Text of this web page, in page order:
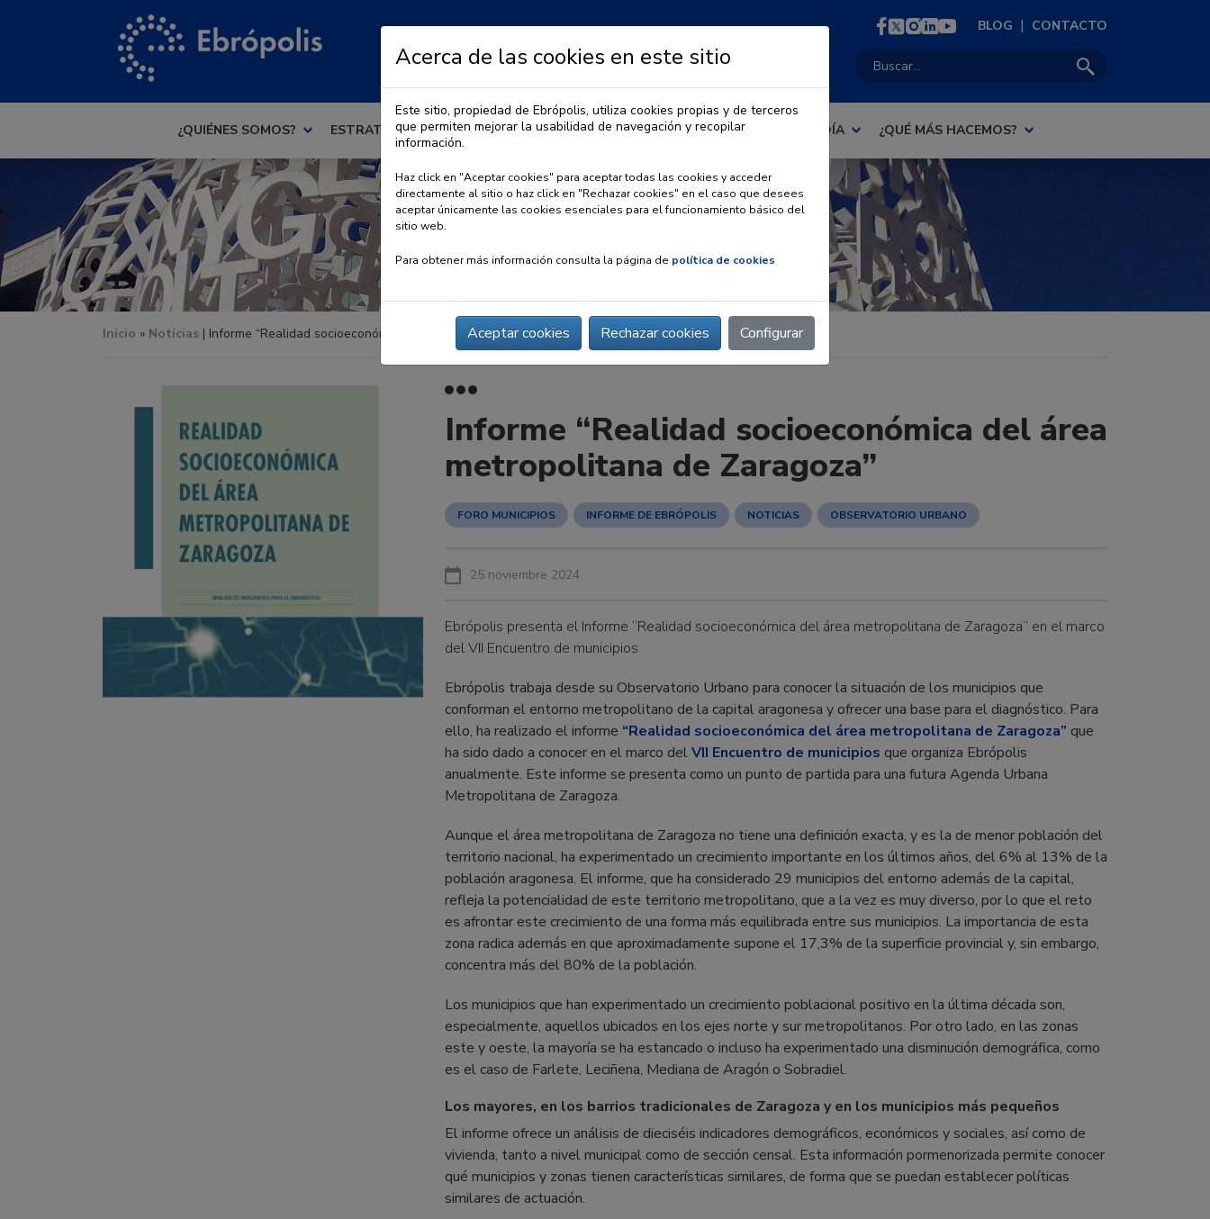
BLOG | CONTACTO
¿QUIÉNES SOMOS? ESTRATEGIA OBSERVATORIO URBANO PREMIO EBRÓPOLIS AL DÍA ¿QUÉ MÁS HACEMOS?
Inicio » Noticias | Informe “Realidad socioeconómica del área metropolitana de Zaragoza”
Informe “Realidad socioeconómica del área
metropolitana de Zaragoza”
FORO MUNICIPIOS INFORME DE EBRÓPOLIS NOTICIAS OBSERVATORIO URBANO
25 noviembre 2024
Ebrópolis presenta el Informe “Realidad socioeconómica del área metropolitana de Zaragoza” en el marco
del VII Encuentro de municipios
Ebrópolis trabaja desde su Observatorio Urbano para conocer la situación de los municipios que
conforman el entorno metropolitano de la capital aragonesa y ofrecer una base para el diagnóstico. Para
ello, ha realizado el informe “Realidad socioeconómica del área metropolitana de Zaragoza” que
ha sido dado a conocer en el marco del VII Encuentro de municipios que organiza Ebrópolis
anualmente. Este informe se presenta como un punto de partida para una futura Agenda Urbana
Metropolitana de Zaragoza.
Aunque el área metropolitana de Zaragoza no tiene una definición exacta, y es la de menor población del
territorio nacional, ha experimentado un crecimiento importante en los últimos años, del 6% al 13% de la
población aragonesa. El informe, que ha considerado 29 municipios del entorno además de la capital,
refleja la potencialidad de este territorio metropolitano, que a la vez es muy diverso, por lo que el reto
es afrontar este crecimiento de una forma más equilibrada entre sus municipios. La importancia de esta
zona radica además en que aproximadamente supone el 17,3% de la superficie provincial y, sin embargo,
concentra más del 80% de la población.
Los municipios que han experimentado un crecimiento poblacional positivo en la última década son,
especialmente, aquellos ubicados en los ejes norte y sur metropolitanos. Por otro lado, en las zonas
este y oeste, la mayoría se ha estancado o incluso ha experimentado una disminución demográfica, como
es el caso de Farlete, Leciñena, Mediana de Aragón o Sobradiel.
Los mayores, en los barrios tradicionales de Zaragoza y en los municipios más pequeños
El informe ofrece un análisis de dieciséis indicadores demográficos, económicos y sociales, así como de
vivienda, tanto a nivel municipal como de sección censal. Esta información pormenorizada permite conocer
qué municipios y zonas tienen características similares, de forma que se puedan establecer políticas
similares de actuación.
Acerca de las cookies en este sitio
Este sitio, propiedad de Ebrópolis, utiliza cookies propias y de terceros
que permiten mejorar la usabilidad de navegación y recopilar
información.
Haz click en "Aceptar cookies" para aceptar todas las cookies y acceder
directamente al sitio o haz click en "Rechazar cookies" en el caso que desees
aceptar únicamente las cookies esenciales para el funcionamiento básico del
sitio web.
Para obtener más información consulta la página de política de cookies
Aceptar cookies Rechazar cookies Configurar